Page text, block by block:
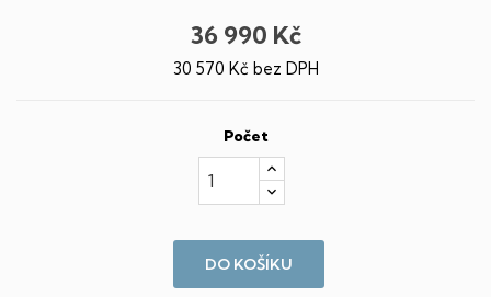
36 990 Kč
30 570 Kč bez DPH
Počet
DO KOŠÍKU